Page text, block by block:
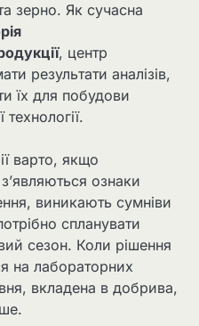
зерно. Як сучасна
, центр
результати аналізів,
їх для побудови
варто, якщо
ознаки
виникають сумніви
спланувати
сезон. Коли рішення
на лабораторних
вкладена в добрива,